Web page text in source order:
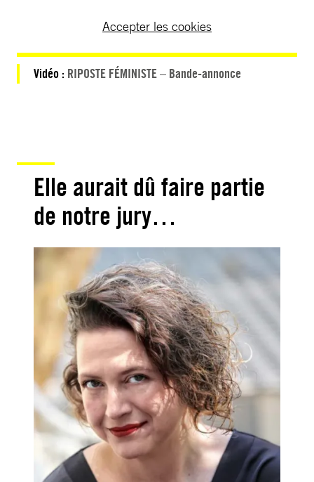
Accepter les cookies
Vidéo : RIPOSTE FÉMINISTE – Bande-annonce
Elle aurait dû faire partie
de notre jury…